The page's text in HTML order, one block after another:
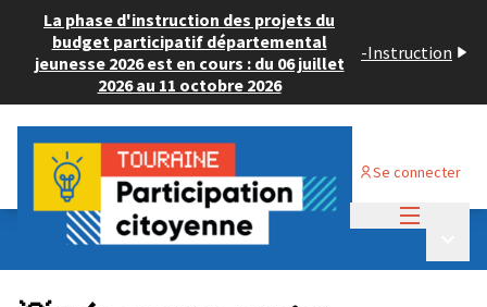
La phase d'instruction des projets du
budget participatif départemental
jeunesse 2026 est en cours : du 06 juillet
2026 au 11 octobre 2026
-Instruction
Se connecter
Budget Participatif ADULTE 2024
💡 Déposer un projet